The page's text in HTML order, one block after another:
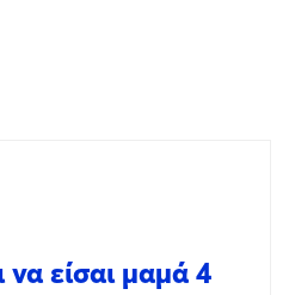
να είσαι μαμά 4